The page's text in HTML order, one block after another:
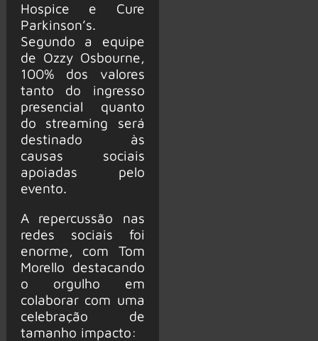
Hospice e Cure
Parkinson’s.
Segundo a equipe
de Ozzy Osbourne,
100% dos valores
tanto do ingresso
presencial quanto
do streaming será
destinado às
causas sociais
apoiadas pelo
evento.
A repercussão nas
redes sociais foi
enorme, com Tom
Morello destacando
o orgulho em
colaborar com uma
celebração de
tamanho impacto: